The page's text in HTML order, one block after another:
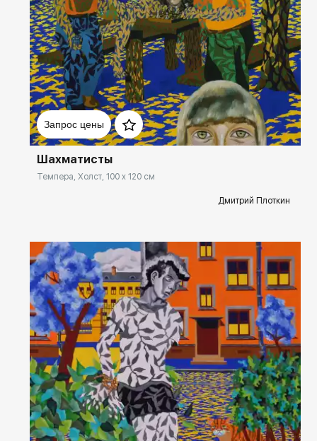
Запрос цены
Домен: rakovgallery.ru
Шахматисты
Темпера, Холст, 100 x 120 см
Дмитрий Плоткин